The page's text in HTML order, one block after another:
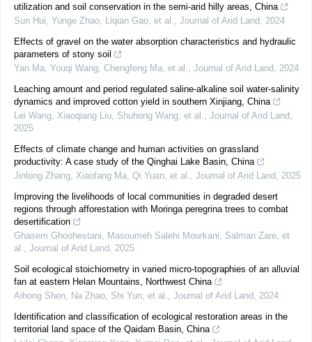
utilization and soil conservation in the semi-arid hilly areas, China
Sun Hui, Yunge Zhao, Liqian Gao, et al.
Journal of Arid Land
2024
Effects of gravel on the water absorption characteristics and hydraulic
parameters of stony soil
Yan Ma, Youqi Wang, Chengfeng Ma, et al.
Journal of Arid Land
2024
Leaching amount and period regulated saline-alkaline soil water-salinity
dynamics and improved cotton yield in southern Xinjiang, China
Lei Wang, Xiaoqiang Liu, Shuhong Wang, et al.
Journal of Arid Land
2025
Effects of climate change and human activities on grassland
productivity: A case study of the Qinghai Lake Basin, China
Jinlong Zhang, Xiaofang Ma, Qi Yuan, et al.
Journal of Arid Land
2025
Improving the livelihoods of local communities in degraded desert
regions through afforestation with Moringa peregrina trees to combat
desertification
Ghasem Ghoohestani, Masoumeh Salehi Mourkani, Salman Zare, et
al.
Journal of Arid Land
2025
Soil ecological stoichiometry in varied micro-topographies of an alluvial
fan at eastern Helan Mountains, Northwest China
Aihong Shen, Na Zhao, Shi Yun, et al.
Journal of Arid Land
2024
Identification and classification of ecological restoration areas in the
territorial land space of the Qaidam Basin, China